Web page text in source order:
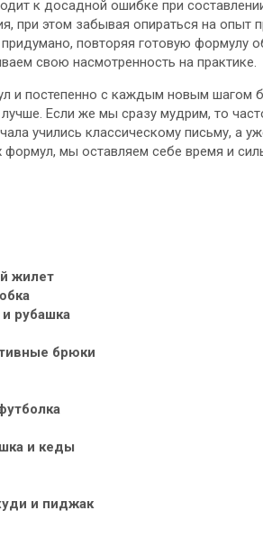
к досадной ошибке при
при этом забывая опираться на опыт
повторяя готовую формулу
свою насмотренность на практике.
и постепенно с каждым новым шагом
Если же мы сразу мудрим, то
учились классическому письму, а
мы оставляем себе время и
жилет
рубашка
брюки
и кеды
и пиджак